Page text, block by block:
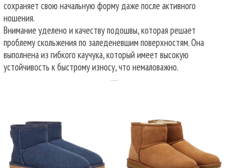
сохраняет свою начальную форму даже после активного
ношения.
Внимание уделено и качеству подошвы, которая решает
проблему скольжения по заледеневшим поверхностям. Она
выполнена из гибкого каучука, который имеет высокую
устойчивость к быстрому износу, что немаловажно.